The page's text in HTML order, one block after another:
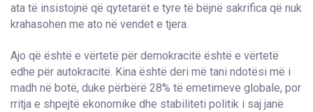
ata të insistojnë që qytetarët e tyre të bëjnë sakrifica që nuk
krahasohen me ato në vendet e tjera.
Ajo që është e vërtetë për demokracitë është e vërtetë
edhe për autokracitë. Kina është deri më tani ndotësi më i
madh në botë, duke përbërë 28% të emetimeve globale, por
rritja e shpejtë ekonomike dhe stabiliteti politik i saj janë